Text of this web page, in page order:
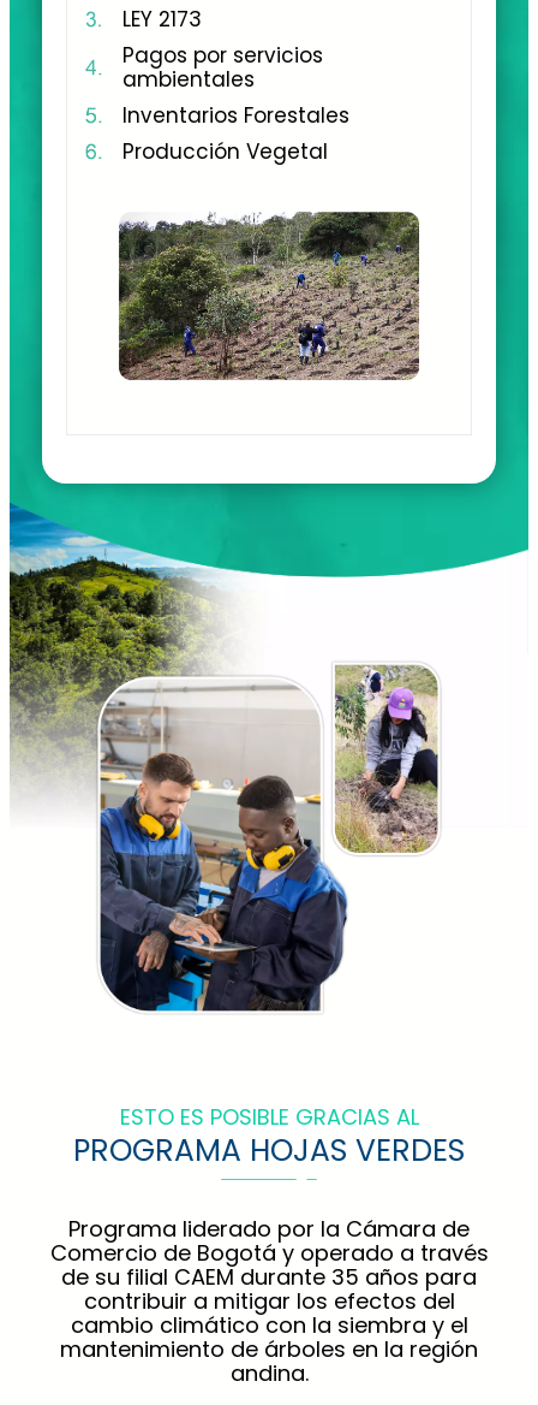
LEY 2173
Pagos por servicios
ambientales
Inventarios Forestales
Producción Vegetal
ESTO ES POSIBLE GRACIAS AL
PROGRAMA HOJAS VERDES
Programa liderado por la Cámara de
Comercio de Bogotá y operado a través
de su filial CAEM durante 35 años para
contribuir a mitigar los efectos del
cambio climático con la siembra y el
mantenimiento de árboles en la región
andina.